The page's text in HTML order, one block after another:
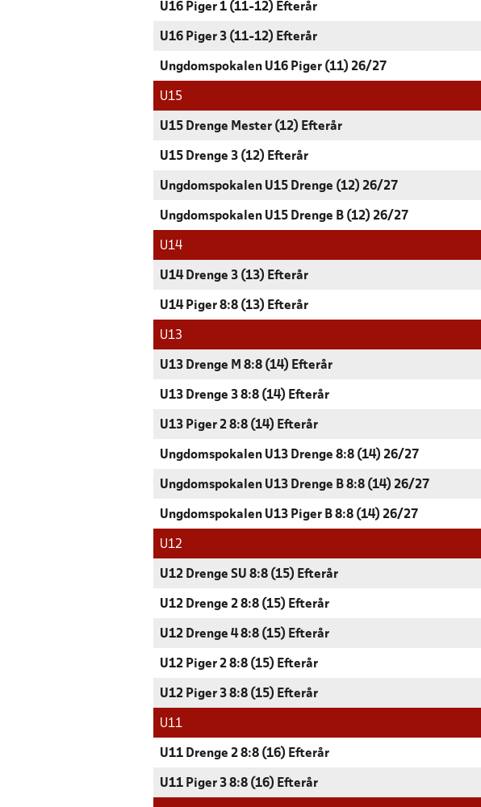
U16 Piger 1 (11-12) Efterår
U16 Piger 3 (11-12) Efterår
Ungdomspokalen U16 Piger (11) 26/27
U15
U15 Drenge Mester (12) Efterår
U15 Drenge 3 (12) Efterår
Ungdomspokalen U15 Drenge (12) 26/27
Ungdomspokalen U15 Drenge B (12) 26/27
U14
U14 Drenge 3 (13) Efterår
U14 Piger 8:8 (13) Efterår
U13
U13 Drenge M 8:8 (14) Efterår
U13 Drenge 3 8:8 (14) Efterår
U13 Piger 2 8:8 (14) Efterår
Ungdomspokalen U13 Drenge 8:8 (14) 26/27
Ungdomspokalen U13 Drenge B 8:8 (14) 26/27
Ungdomspokalen U13 Piger B 8:8 (14) 26/27
U12
U12 Drenge SU 8:8 (15) Efterår
U12 Drenge 2 8:8 (15) Efterår
U12 Drenge 4 8:8 (15) Efterår
U12 Piger 2 8:8 (15) Efterår
U12 Piger 3 8:8 (15) Efterår
U11
U11 Drenge 2 8:8 (16) Efterår
U11 Piger 3 8:8 (16) Efterår